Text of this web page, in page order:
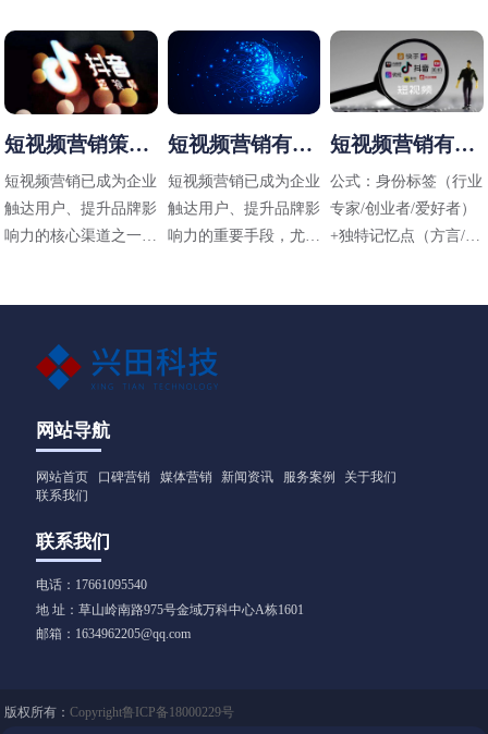
短视频营销策略
有哪些
短视频营销已成为企业
触达用户、提升品牌影
响力的核心渠道之一，
见的短视频营销策略及
应用方向：
短视频营销有哪
些方法
短视频营销已成为企业
触达用户、提升品牌影
响力的重要手段，尤其
行业（包括工业领域如
阀门企业）的短视频营
短视频营销有哪
些技巧
公式：身份标签（行业
专家/创业者/爱好者）
+独特记忆点（方言/标
网站导航
网站首页 口碑营销 媒体营销 新闻资讯 服务案例
关于我们
联系我们
联系我们
电话：17661095540
地 址：草山岭南路975号金域万科中心A栋1601
邮箱：1634962205@qq.com
版权所有：Copyright鲁ICP备18000229号